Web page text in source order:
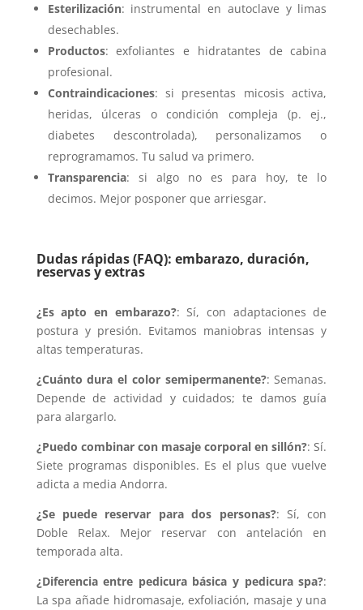
Esterilización: instrumental en autoclave y limas
desechables.
Productos: exfoliantes e hidratantes de cabina
profesional.
Contraindicaciones: si presentas micosis activa,
heridas, úlceras o condición compleja (p. ej.,
diabetes descontrolada), personalizamos o
reprogramamos. Tu salud va primero.
Transparencia: si algo no es para hoy, te lo
decimos. Mejor posponer que arriesgar.
Dudas rápidas (FAQ): embarazo, duración,
reservas y extras
¿Es apto en embarazo?: Sí, con adaptaciones de
postura y presión. Evitamos maniobras intensas y
altas temperaturas.
¿Cuánto dura el color semipermanente?: Semanas.
Depende de actividad y cuidados; te damos guía
para alargarlo.
¿Puedo combinar con masaje corporal en sillón?: Sí.
Siete programas disponibles. Es el plus que vuelve
adicta a media Andorra.
¿Se puede reservar para dos personas?: Sí, con
Doble Relax. Mejor reservar con antelación en
temporada alta.
¿Diferencia entre pedicura básica y pedicura spa?:
La spa añade hidromasaje, exfoliación, masaje y una